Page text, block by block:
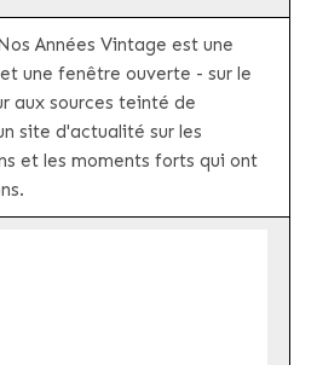
Années Vintage est une
une fenêtre ouverte - sur le
aux sources teinté de
site d'actualité sur les
et les moments forts qui ont